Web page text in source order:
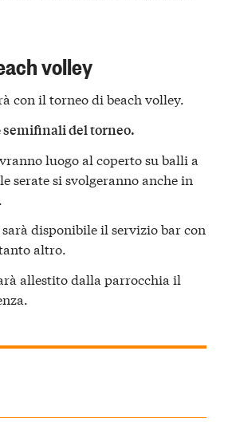
volley
con il torneo di beach volley.
semifinali del torneo.
luogo al coperto su balli a
serate si svolgeranno anche in
disponibile il servizio bar con
altro.
allestito dalla parrocchia il